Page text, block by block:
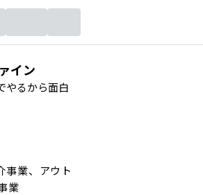
イン
やるから面白
事業、アウト
業